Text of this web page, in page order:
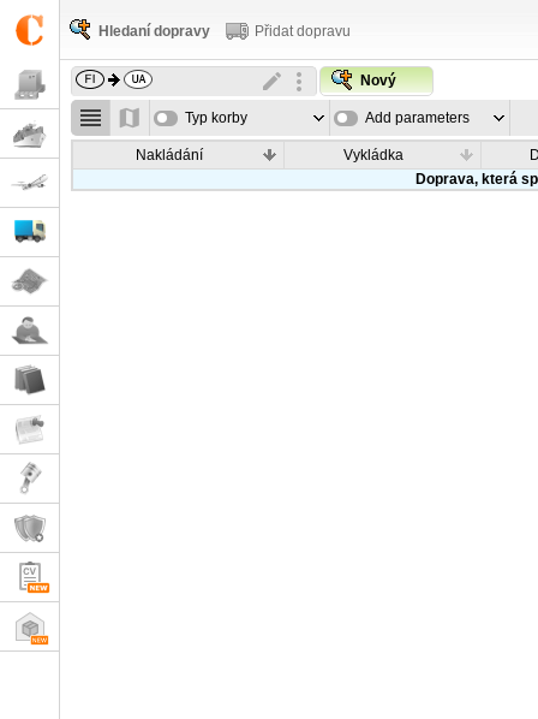
Hledaní dopravy Přidat dopravu
Nový
Typ korby Add parameters
Nakládání Vykládka
Doprava, která